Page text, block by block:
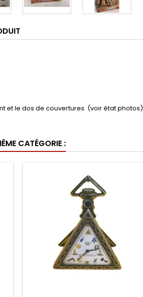
et le dos de couvertures (voir état photos)
CATÉGORIE :